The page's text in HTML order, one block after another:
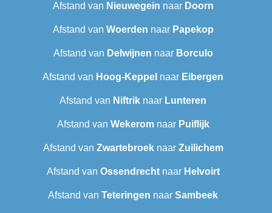
Afstand van Nieuwegein naar Doorn
Afstand van Woerden naar Papekop
Afstand van Delwijnen naar Borculo
Afstand van Hoog-Keppel naar Eibergen
Afstand van Niftrik naar Lunteren
Afstand van Wekeromnaar Puiflijk
Afstand van Zwartebroeknaar Zuilichem
Afstand van Ossendrechtnaar Helvoirt
Afstand van Teteringen naar Sambeek